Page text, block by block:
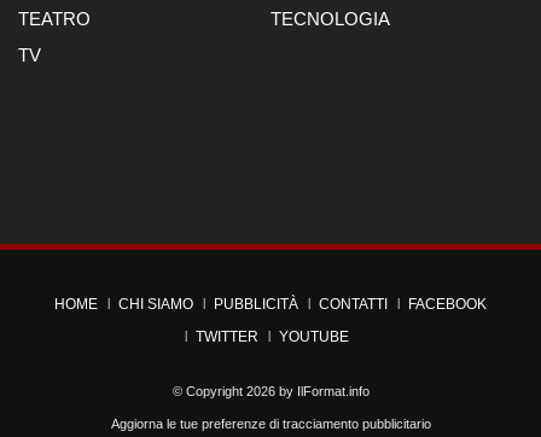
TEATRO
TECNOLOGIA
TV
HOME CHI SIAMO PUBBLICITÀ CONTATTI
FACEBOOK
TWITTER
YOUTUBE
© Copyright 2026 by IlFormat.info
Aggiorna le tue preferenze di tracciamento pubblicitario